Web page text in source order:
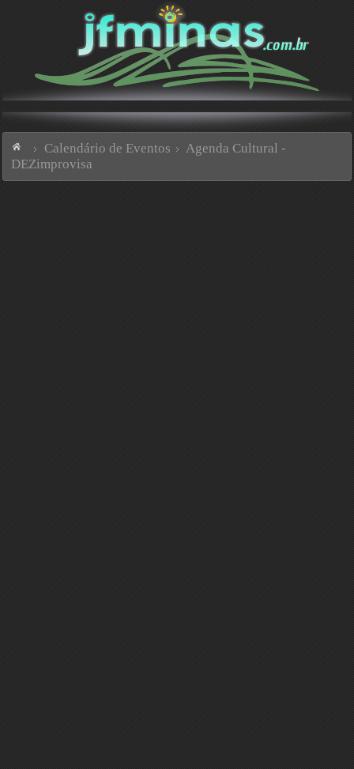
Calendário de Eventos
Agenda Cultural -
DEZimprovisa